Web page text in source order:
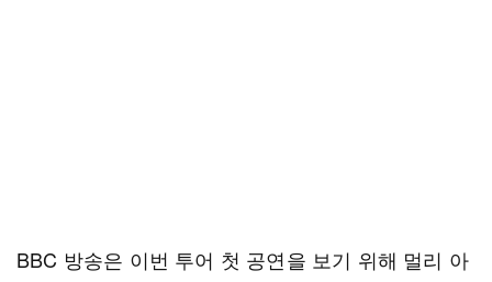
BBC 방송은 이번 투어 첫 공연을 보기 위해 멀리 아